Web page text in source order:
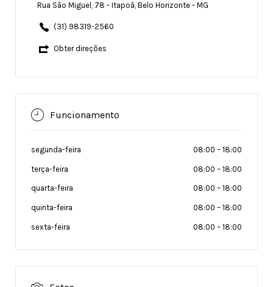
Rua São Miguel, 78 - Itapoã, Belo Horizonte - MG
(31) 98319-2560
Obter direções
Funcionamento
segunda-feira 08:00 – 18:00
terça-feira 08:00 – 18:00
quarta-feira 08:00 – 18:00
quinta-feira 08:00 – 18:00
sexta-feira 08:00 – 18:00